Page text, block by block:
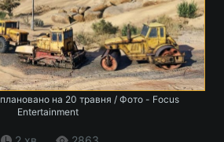
на 20 травня / Фото - Focus
Entertainment